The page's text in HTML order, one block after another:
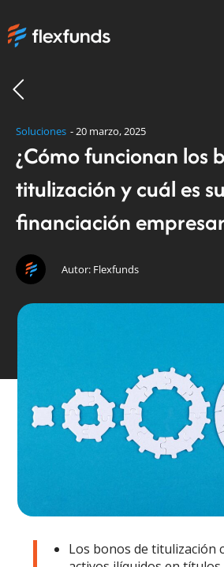
Soluciones -20 marzo, 2025
¿Cómo funcionan los
titulización y cuál es
financiación
Autor: Flexfunds
Los bonos de titulización